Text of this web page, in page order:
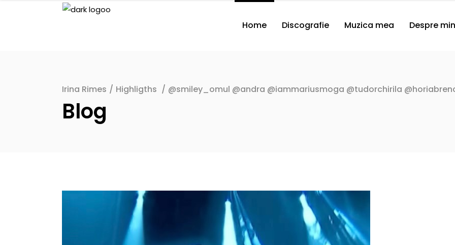
Home Discografie Muzica mea Despre
Irina Rimes / Highligths / @smiley_omul @andra @iammariusmoga @tudorchirila
Blog